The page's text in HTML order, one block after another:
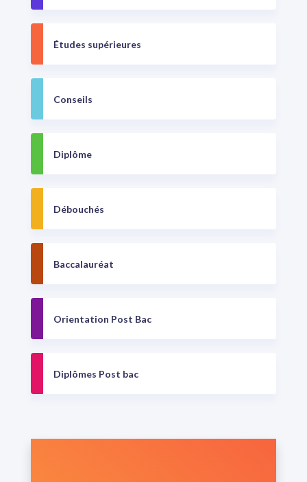
Études supérieures
Conseils
Diplôme
Débouchés
Baccalauréat
Orientation Post Bac
Diplômes Post bac